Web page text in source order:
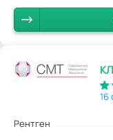
16
Рентген